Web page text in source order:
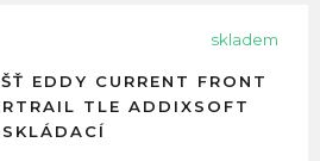
skladem
EDDY CURRENT FRONT
TLE ADDIXSOFT
SKLÁDACÍ